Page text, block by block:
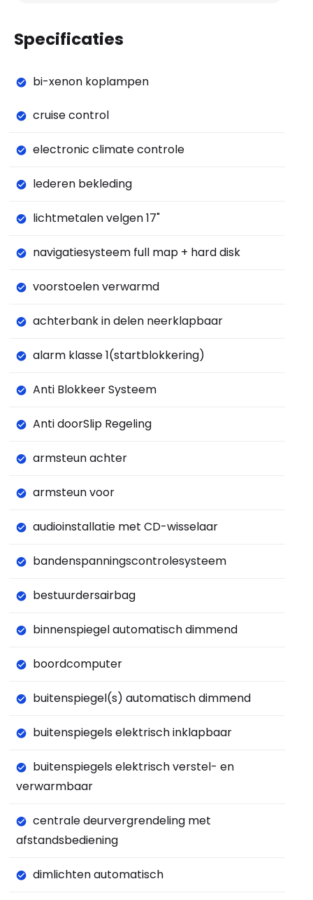
Specificaties
bi-xenon koplampen
cruise control
electronic climate controle
lederen bekleding
lichtmetalen velgen 17"
navigatiesysteem full map + hard disk
voorstoelen verwarmd
achterbank in delen neerklapbaar
alarm klasse 1(startblokkering)
Anti Blokkeer Systeem
Anti doorSlip Regeling
armsteun achter
armsteun voor
audioinstallatie met CD-wisselaar
bandenspanningscontrolesysteem
bestuurdersairbag
binnenspiegel automatisch dimmend
boordcomputer
buitenspiegel(s) automatisch dimmend
buitenspiegels elektrisch inklapbaar
buitenspiegels elektrisch verstel- en
verwarmbaar
centrale deurvergrendeling met
afstandsbediening
dimlichten automatisch